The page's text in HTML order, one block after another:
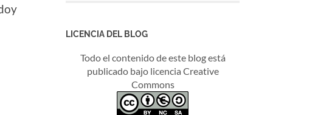
LICENCIA DEL BLOG
Todo el contenido de este blog está
publicado bajo licencia Creative
Commons